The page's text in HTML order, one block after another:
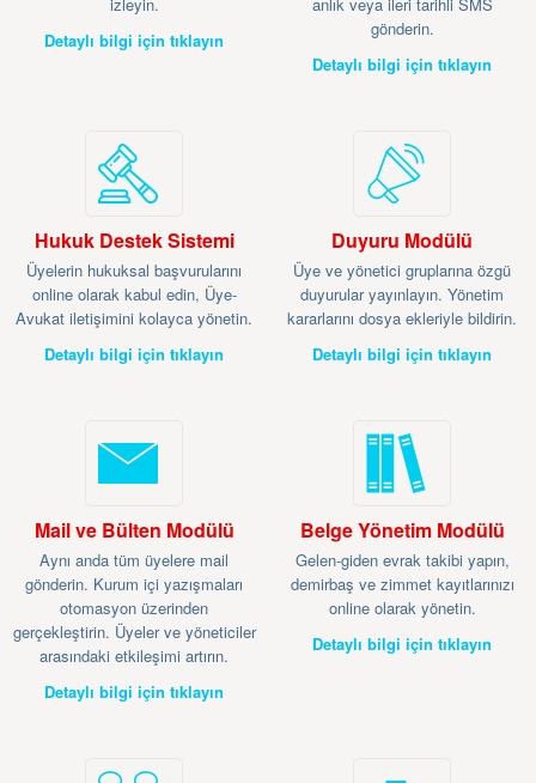
Detaylı bilgi için tıklayın
gönderin.
Detaylı bilgi için tıklayın
Hukuk Destek Sistemi
Üyelerin hukuksal başvurularını
online olarak kabul edin, Üye-
Avukat iletişimini kolayca yönetin.
Detaylı bilgi için tıklayın
Duyuru Modülü
Üye ve yönetici gruplarına özgü
duyurular yayınlayın. Yönetim
kararlarını dosya ekleriyle bildirin.
Detaylı bilgi için tıklayın
Mail ve Bülten Modülü
Aynı anda tüm üyelere mail
gönderin. Kurum içi yazışmaları
otomasyon üzerinden
gerçekleştirin. Üyeler ve yöneticiler
arasındaki etkileşimi artırın.
Detaylı bilgi için tıklayın
Belge Yönetim Modülü
Gelen-giden evrak takibi yapın,
demirbaş ve zimmet kayıtlarınızı
online olarak yönetin.
Detaylı bilgi için tıklayın